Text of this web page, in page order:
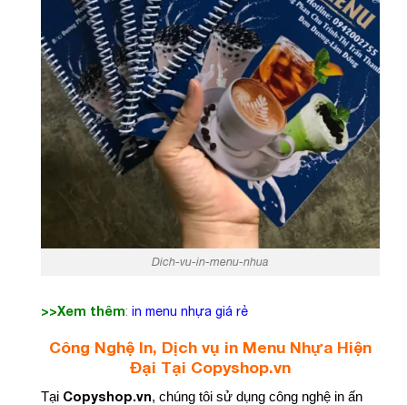
Dich-vu-in-menu-nhua
>>Xem thêm: in menu nhựa giá rẻ
Công Nghệ In, Dịch vụ in Menu Nhựa Hiện
Đại Tại Copyshop.vn
Tại Copyshop.vn, chúng tôi sử dụng công nghệ in ấn